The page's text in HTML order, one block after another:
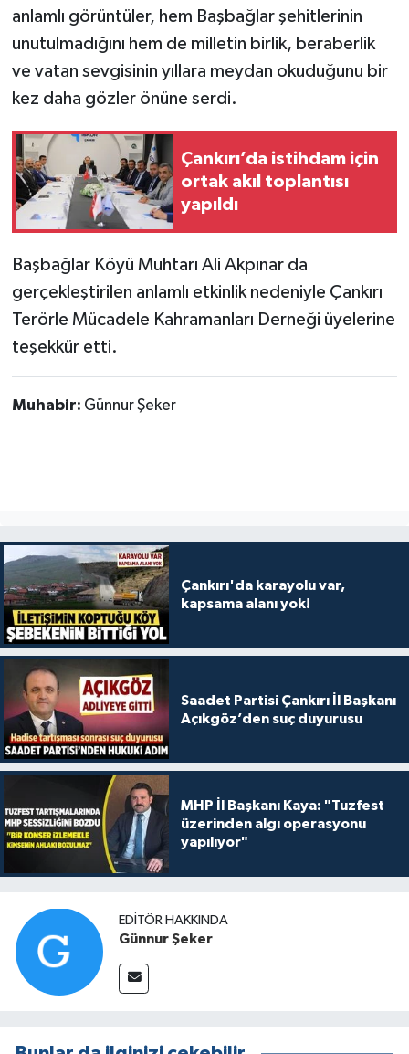
anlamlı görüntüler, hem Başbağlar şehitlerinin
unutulmadığını hem de milletin birlik, beraberlik
ve vatan sevgisinin yıllara meydan okuduğunu bir
kez daha gözler önüne serdi.
Çankırı’da istihdam için
ortak akıl toplantısı
yapıldı
Başbağlar Köyü Muhtarı Ali Akpınar da
gerçekleştirilen anlamlı etkinlik nedeniyle Çankırı
Terörle Mücadele Kahramanları Derneği üyelerine
teşekkür etti.
Muhabir: Günnur Şeker
Çankırı'da karayolu var,
kapsama alanı yok!
Saadet Partisi Çankırı İl Başkanı
Açıkgöz’den suç duyurusu
MHP İl Başkanı Kaya: "Tuzfest
üzerinden algı operasyonu
yapılıyor"
EDITÖR HAKKINDA
Günnur Şeker